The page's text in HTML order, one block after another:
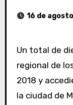
16 de
Un total de diez costeros ganaron en la etapa
regional de
2018 y
la ciudad de